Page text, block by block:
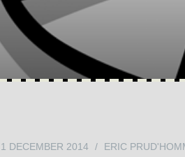
1 DECEMBER 2014 / ERIC